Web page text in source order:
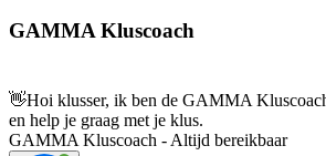
GAMMA Kluscoach
👋Hoi klusser, ik ben de GAMMA
en help je graag met je klus.
GAMMA Kluscoach - Altijd bereikbaar